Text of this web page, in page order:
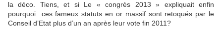
la déco. Tiens, et si Le « congrès 2013 » expliquait enfin
pourquoi
ces fameux statuts en or massif sont retoqués par le
Conseil d’Etat plus d’un an après leur vote fin 2011?